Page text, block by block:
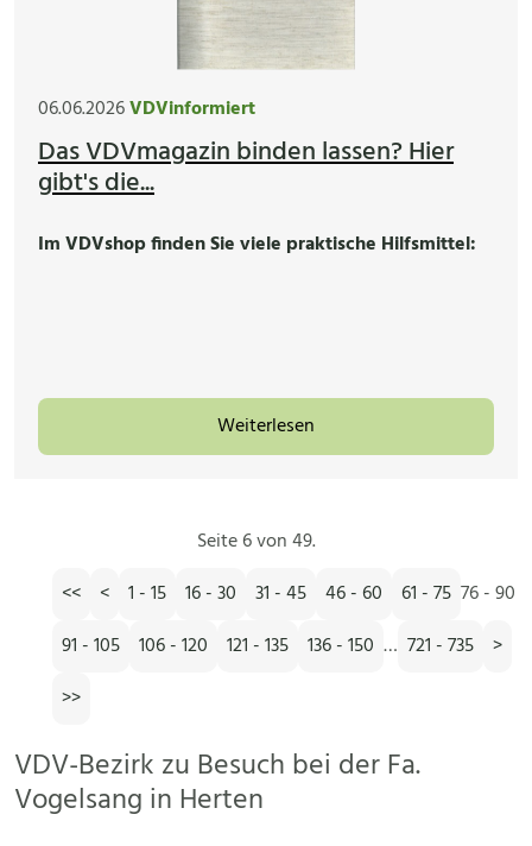
06.06.2026VDVinformiert
Das VDVmagazin binden lassen? Hier
gibt's die...
Im VDVshop finden Sie viele praktische Hilfsmittel:
Weiterlesen
Seite 6 von 49.
<<
< 1 - 15 16 - 30 31 - 45 46 - 60 61 - 75 76 - 90
91 - 105
106 - 120 121 - 135 136 - 150 … 721 - 735
>
>>
VDV-Bezirk zu Besuch bei der Fa.
Vogelsang in Herten